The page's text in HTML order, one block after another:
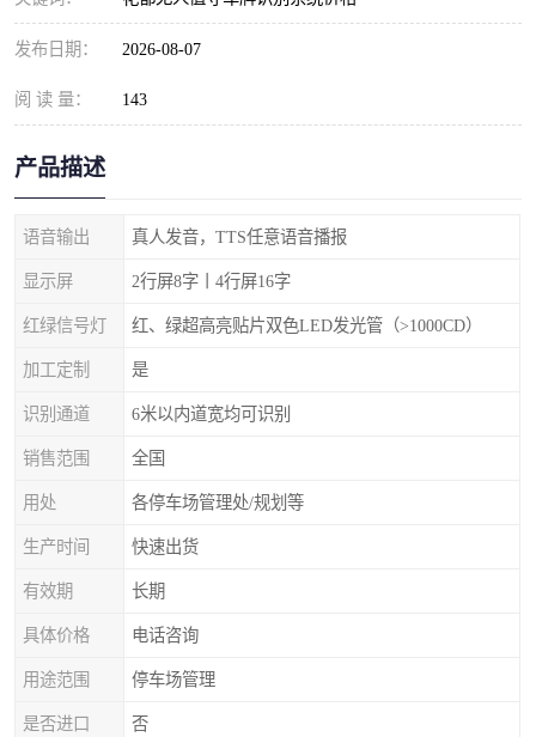
发布日期： 2026-08-07
阅 读 量： 143
产品描述
语音输出 真人发音，TTS任意语音播报
显示屏 2行屏8字丨4行屏16字
红绿信号灯 红、绿超高亮贴片双色LED发光管（>1000CD）
加工定制 是
识别通道 6米以内道宽均可识别
销售范围 全国
用处 各停车场管理处/规划等
生产时间 快速出货
有效期 长期
具体价格 电话咨询
用途范围 停车场管理
是否进口 否